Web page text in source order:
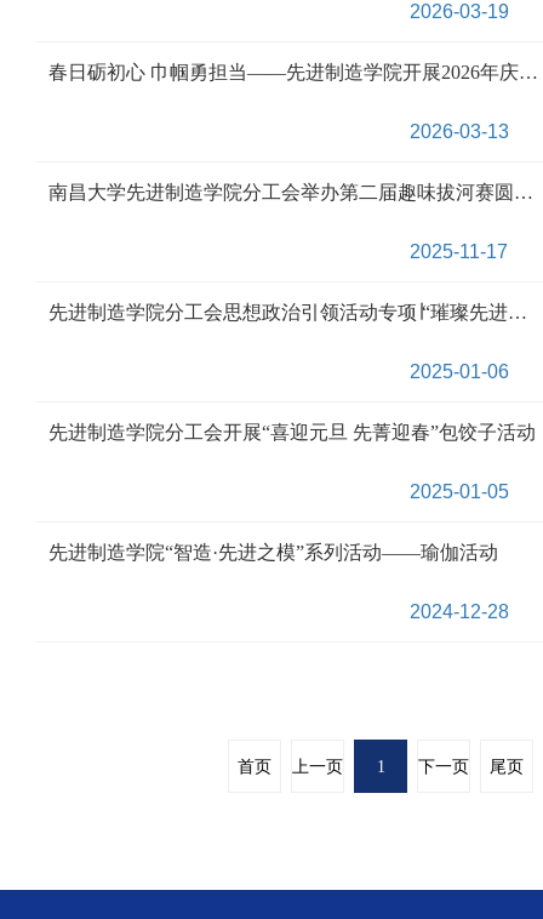
2026-03-19
春日砺初心 巾帼勇担当——先进制造学院开展2026年庆祝“三八”国际劳动妇女节春游活动
2026-03-13
南昌大学先进制造学院分工会举办第二届趣味拔河赛圆满落幕
2025-11-17
先进制造学院分工会思想政治引领活动专项∣“璀璨先进晚会夜，且歌且咏启新程”元旦晚会圆满结束
2025-01-06
先进制造学院分工会开展“喜迎元旦 先菁迎春”包饺子活动
2025-01-05
先进制造学院“智造·先进之模”系列活动——瑜伽活动
2024-12-28
首页 上一页 1 下一页 尾页